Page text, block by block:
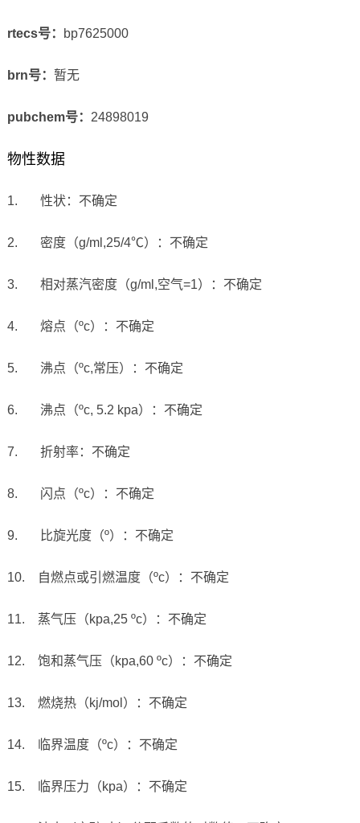
rtecs号： bp7625000
brn号： 暂无
pubchem号： 24898019
物性数据
1. 性状：不确定
2. 密度（g/ml,25/4℃）：不确定
3. 相对蒸汽密度（g/ml,空气=1）：不确定
4. 熔点（ºc）：不确定
5. 沸点（ºc,常压）：不确定
6. 沸点（ºc, 5.2 kpa）：不确定
7. 折射率： 不确定
8. 闪点（ºc）：不确定
9. 比旋光度（º）：不确定
10. 自燃点或引燃温度（ºc）：不确定
11. 蒸气压（kpa,25 ºc）：不确定
12. 饱和蒸气压（kpa,60 ºc）：不确定
13. 燃烧热（kj/mol ）：不确定
14. 临界温度（ºc）：不确定
15. 临界压力（kpa）：不确定